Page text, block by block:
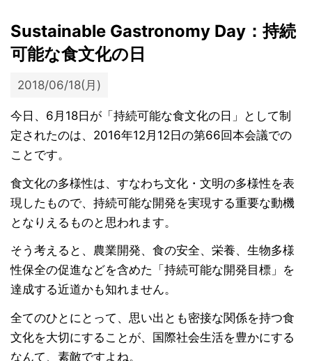
Sustainable Gastronomy Day：持続
可能な食文化の日
2018/06/18(月)
今日、6月18日が「持続可能な食文化の日」として制
定されたのは、2016年12月12日の第66回本会議での
ことです。
食文化の多様性は、すなわち文化・文明の多様性を表
現したもので、持続可能な開発を実現する重要な動機
となりえるものと思われます。
そう考えると、農業開発、食の安全、栄養、生物多様
性保全の促進などを含めた「持続可能な開発目標」を
達成する近道かも知れません。
全てのひとにとって、思い出とも密接な関係を持つ食
文化を大切にすることが、国際社会生活を豊かにする
なんて、素敵ですよね。